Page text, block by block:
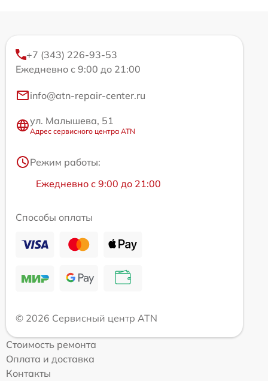
+7 (343) 226-93-53
Ежедневно с 9:00 до 21:00
info@atn-repair-center.ru
ул. Малышева, 51
Адрес сервисного центра ATN
Режим работы:
Ежедневно с 9:00 до 21:00
Способы оплаты
© 2026 Сервисный центр ATN
Стоимость ремонта
Оплата и доставка
Контакты